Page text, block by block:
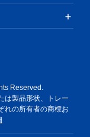
Reserved.
は製品形状、トレー
れの所有者の商標お